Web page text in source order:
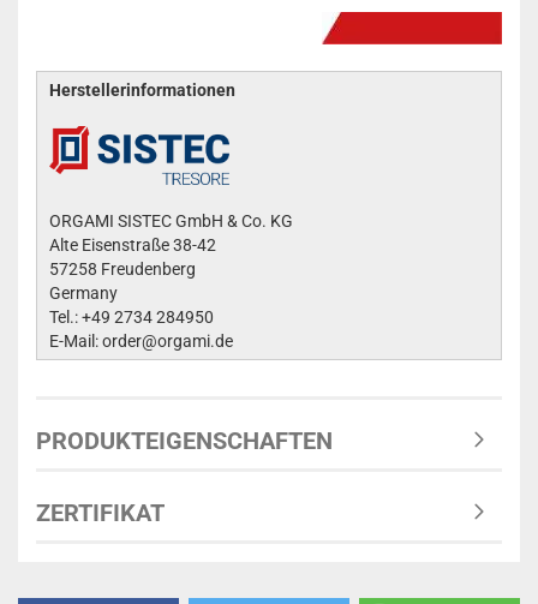
Herstellerinformationen
ORGAMI SISTEC GmbH & Co. KG
Alte Eisenstraße 38-42
57258 Freudenberg
Germany
Tel.: +49 2734 284950
E-Mail: order@orgami.de
PRODUKTEIGENSCHAFTEN
ZERTIFIKAT